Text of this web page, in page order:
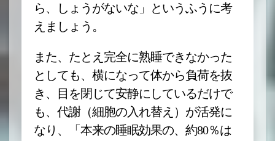
ら、しょうがないな」というふうに考
えましょう。
また、たとえ完全に熟睡できなかった
としても、横になって体から負荷を抜
き、目を閉じて安静にしているだけで
も、代謝（細胞の入れ替え）が活発に
なり、「本来の睡眠効果の、約80％は